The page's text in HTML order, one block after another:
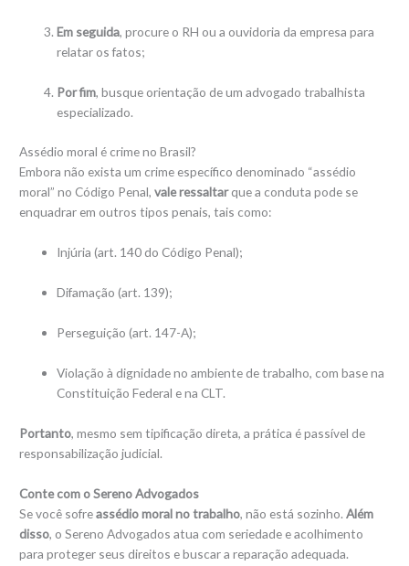
Em seguida, procure o RH ou a ouvidoria da empresa para
relatar os fatos;
Por fim, busque orientação de um advogado trabalhista
especializado.
Assédio moral é crime no Brasil?
Embora não exista um crime específico denominado “assédio
moral” no Código Penal,vale ressaltarque a conduta pode se
enquadrar em outros tipos penais, tais como:
Injúria (art. 140 do Código Penal);
Difamação (art. 139);
Perseguição (art. 147-A);
Violação à dignidade no ambiente de trabalho, com base na
Constituição Federal e na CLT.
Portanto, mesmo sem tipificação direta, a prática é passível de
responsabilização judicial.
Conte com o Sereno Advogados
Se você sofreassédio moral no trabalho, não está sozinho.Além
disso, o Sereno Advogados atua com seriedade e acolhimento
para proteger seus direitos e buscar a reparação adequada.